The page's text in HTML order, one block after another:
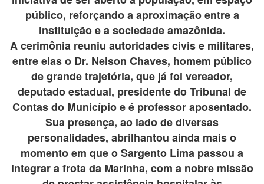
público, reforçando a aproximação entre a
instituição e a sociedade amazônida.
A cerimônia reuniu autoridades civis e militares,
entre elas o Dr. Nelson Chaves, homem público
de grande trajetória, que já foi vereador,
deputado estadual, presidente do Tribunal de
Contas do Município e é professor aposentado.
Sua presença, ao lado de diversas
personalidades, abrilhantou ainda mais o
momento em que o Sargento Lima passou a
integrar a frota da Marinha, com a nobre missão